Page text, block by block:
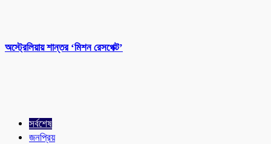
অস্ট্রেলিয়ায় শান্তর ‘মিশন রেসপেক্ট’
সর্বশেষ
জনপ্রিয়